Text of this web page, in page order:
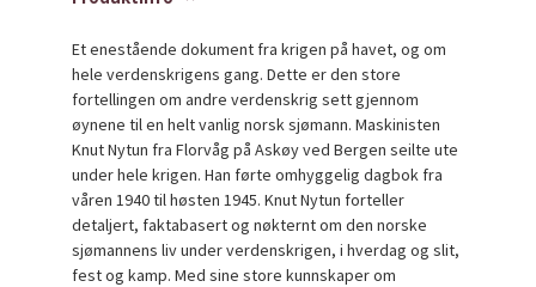
Et enestående dokument fra krigen på havet, og om
hele verdenskrigens gang. Dette er den store
fortellingen om andre verdenskrig sett gjennom
øynene til en helt vanlig norsk sjømann. Maskinisten
Knut Nytun fra Florvåg på Askøy ved Bergen seilte ute
under hele krigen. Han førte omhyggelig dagbok fra
våren 1940 til høsten 1945. Knut Nytun forteller
detaljert, faktabasert og nøkternt om den norske
sjømannens liv under verdenskrigen, i hverdag og slit,
fest og kamp. Med sine store kunnskaper om